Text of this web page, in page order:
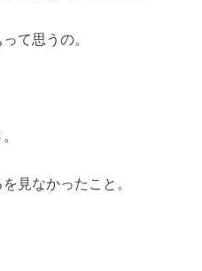
て思うの。
見なかったこと。